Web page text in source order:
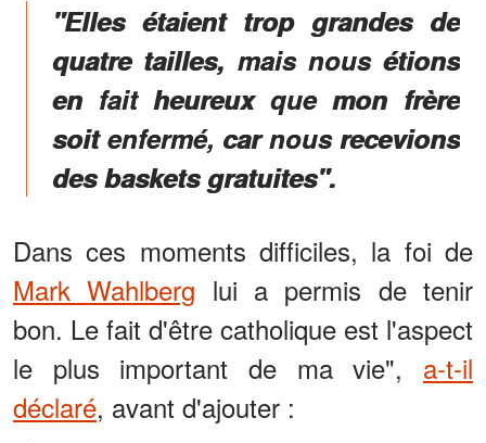
"Elles étaient trop grandes de
quatre tailles, mais nous étions
en fait heureux que mon frère
soit enfermé, car nous recevions
des baskets gratuites".
Dans ces moments difficiles, la foi de
Mark Wahlberg lui a permis de tenir
bon. Le fait d'être catholique est l'aspect
le plus important de ma vie", a-t-il
déclaré, avant d'ajouter :